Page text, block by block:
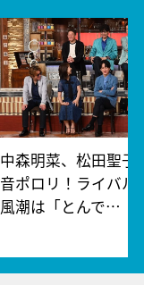
中森明菜、松田聖子
音ポロリ！ライバル
風潮は「とんで…